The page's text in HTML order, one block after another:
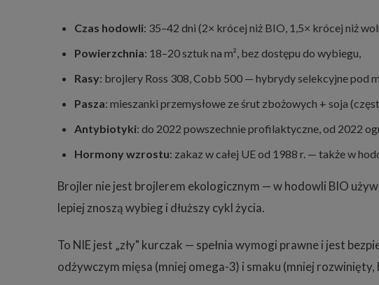
Czas hodowli: 35–42 dni (2× krócej niż BIO, 1,5× krócej niż
Powierzchnia: 18–20 sztuk na m², bez dostępu do wybiegu,
Rasy: brojlery Ross 308, Cobb 500 — hybrydy selekcyjne pod
Pasza: mieszanki przemysłowe ze śrut zbożowych + soja
Antybiotyki: do 2022 powszechnie profilaktyczne, od 2022
Hormony wzrostu: zakaz w całej UE od 1988 r. — także w
Brojler nie jest brojlerem ekologicznym — w hodowli BIO
lepiej znoszą wybieg i dłuższy cykl życia.
To NIE jest „zły" kurczak — spełnia wymogi prawne i jest
odżywczym mięsa (mniej omega-3) i smaku (mniej